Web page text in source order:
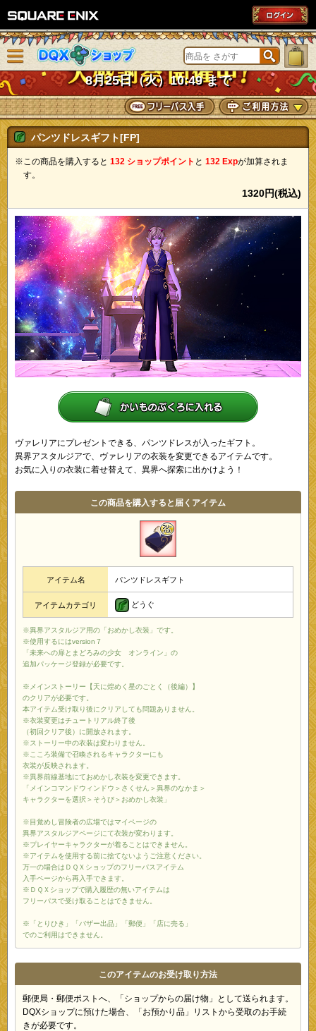
DQXショップ
8月25日（火）10:49 まで
ニューを閉じる
パンツドレスギフト[FP]
※この商品を購入すると 132 ショップポイント と 132 Expが加算されま
す。
1320円(税込)
ヴァレリアにプレゼントできる、パンツドレスが入ったギフト。
異界アスタルジアで、ヴァレリアの衣装を変更できるアイテムです。
お気に入りの衣装に着せ替えて、異界へ探索に出かけよう！
この商品を購入すると届くアイテム
アイテム名 パンツドレスギフト
アイテムカテゴリ どうぐ
※異界アスタルジア用の「おめかし衣装」です。
※使用するにはversion７
「未来への扉とまどろみの少女 オンライン」の
追加パッケージ登録が必要です。
※メインストーリー【天に煌めく星のごとく（後編）】
のクリアが必要です。
本アイテム受け取り後にクリアしても問題ありません。
※衣装変更はチュートリアル終了後
（初回クリア後）に開放されます。
※ストーリー中の衣装は変わりません。
※こころ装備で召喚されるキャラクターにも
衣装が反映されます。
※異界前線基地にておめかし衣装を変更できます。
「メインコマンドウィンドウ＞さくせん＞異界のなかま＞
キャラクターを選択＞そうび＞おめかし衣装」
※目覚めし冒険者の広場ではマイページの
異界アスタルジアページにて衣装が変わります。
※プレイヤーキャラクターが着ることはできません。
※アイテムを使用する前に捨てないようご注意ください。
万一の場合はＤＱＸショップのフリーパスアイテム
入手ページから再入手できます。
※ＤＱＸショップで購入履歴の無いアイテムは
フリーパスで受け取ることはできません。
※「とりひき」「バザー出品」「郵便」「店に売る」
でのご利用はできません。
このアイテムのお受け取り方法
郵便局・郵便ポストへ、「ショップからの届け物」として送られます。
DQXショップに預けた場合、「お預かり品」リストから受取のお手続
きが必要です。